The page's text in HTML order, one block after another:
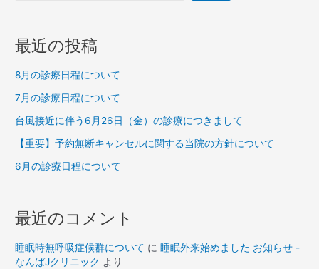
最近の投稿
8月の診療日程について
7月の診療日程について
台風接近に伴う6月26日（金）の診療につきまして
【重要】予約無断キャンセルに関する当院の方針について
6月の診療日程について
最近のコメント
睡眠時無呼吸症候群について に 睡眠外来始めました お知らせ -
なんばJクリニック より